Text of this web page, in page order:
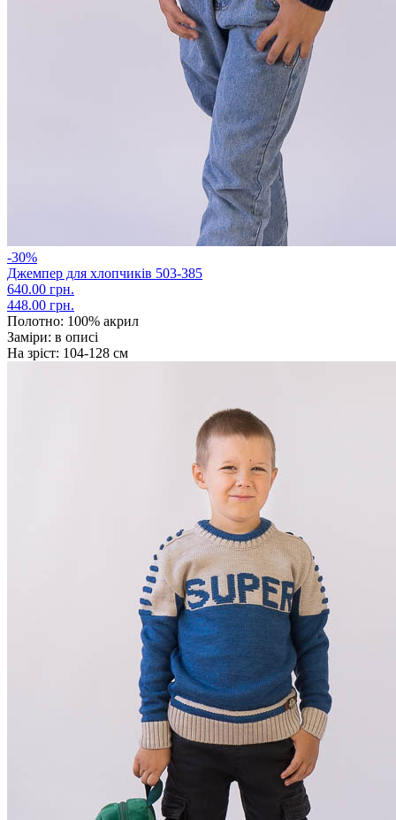
-30%
Джемпер для хлопчиків 503-385
640.00 грн.
448.00 грн.
Полотно: 100% акрил
Заміри: в описі
На зріст: 104-128 см